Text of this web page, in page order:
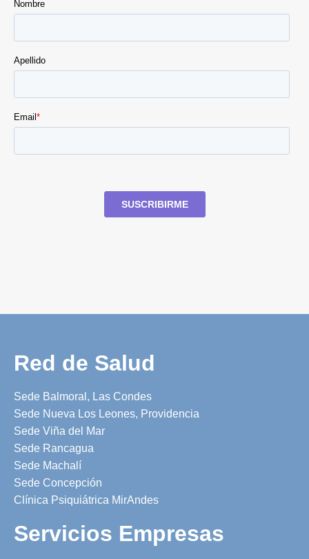
Red de Salud
Sede Balmoral, Las Condes
Sede Nueva Los Leones, Providencia
Sede Viña del Mar
Sede Rancagua
Sede Machalí
Sede Concepción
Clínica Psiquiátrica MirAndes
Servicios Empresas